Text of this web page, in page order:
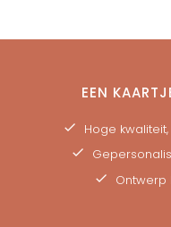
EEN
Hoge
Ontwerp